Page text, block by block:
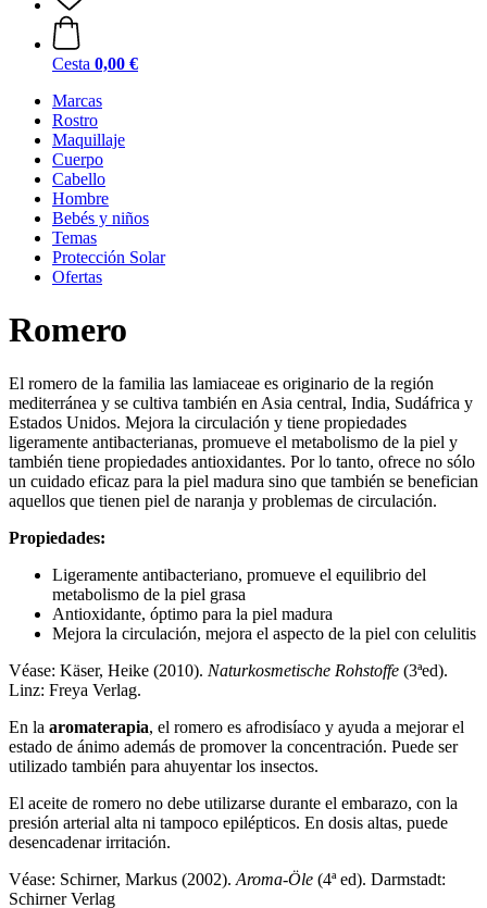
Cesta 0,00 €
Marcas
Rostro
Maquillaje
Cuerpo
Cabello
Hombre
Bebés y niños
Temas
Protección Solar
Ofertas
Romero
El romero de la familia las lamiaceae es originario de la región
mediterránea y se cultiva también en Asia central, India, Sudáfrica y
Estados Unidos. Mejora la circulación y tiene propiedades
ligeramente antibacterianas, promueve el metabolismo de la piel y
también tiene propiedades antioxidantes. Por lo tanto, ofrece no sólo
un cuidado eficaz para la piel madura sino que también se benefician
aquellos que tienen piel de naranja y problemas de circulación.
Propiedades:
Ligeramente antibacteriano, promueve el equilibrio del
metabolismo de la piel grasa
Antioxidante, óptimo para la piel madura
Mejora la circulación, mejora el aspecto de la piel con celulitis
Véase: Käser, Heike (2010). Naturkosmetische Rohstoffe (3ªed).
Linz: Freya Verlag.
En la aromaterapia, el romero es afrodisíaco y ayuda a mejorar el
estado de ánimo además de promover la concentración. Puede ser
utilizado también para ahuyentar los insectos.
El aceite de romero no debe utilizarse durante el embarazo, con la
presión arterial alta ni tampoco epilépticos. En dosis altas, puede
desencadenar irritación.
Véase: Schirner, Markus (2002). Aroma-Öle (4ª ed). Darmstadt:
Schirner Verlag